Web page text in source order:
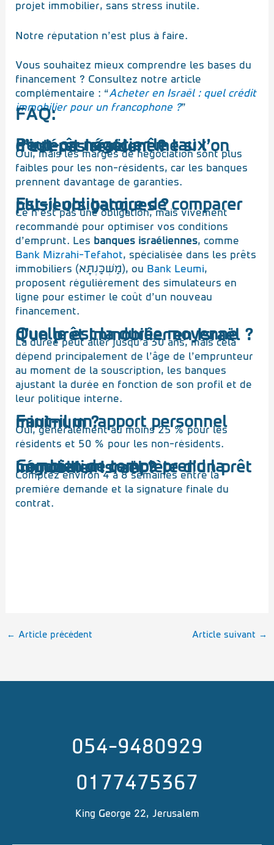
projet immobilier, sans stress inutile.
Notre réputation n’est plus à faire.
Vous souhaitez mieux comprendre les bases du
financement ? Consultez notre article
complémentaire : “Acheter en Israël : quel crédit
immobilier pour un francophone ?”
FAQ:
Peut-on négocier le taux d’intérêt Israël même si l’on n’est pas résident ?
Oui, mais les marges de négociation sont plus
faibles pour les non-résidents, car les banques
prennent davantage de garanties.
Est-il obligatoire de comparer plusieurs banques ?
Ce n’est pas une obligation, mais vivement
recommandé pour optimiser vos conditions
d’emprunt. Les banques israéliennes, comme
Bank Mizrahi-Tefahot, spécialisée dans les prêts
immobiliers (מַשְׁכַּנְתָּא), ou Bank Leumi,
proposent régulièrement des simulateurs en
ligne pour estimer le coût d’un nouveau
financement.
Quelle est la durée moyenne d’un prêt immobilier en Israël ?
La durée peut aller jusqu’à 30 ans, mais cela
dépend principalement de l’âge de l’emprunteur
au moment de la souscription, les banques
ajustant la durée en fonction de son profil et de
leur politique interne.
Faut-il un apport personnel minimum ?
Oui, généralement au moins 25 % pour les
résidents et 50 % pour les non-résidents.
Combien de temps prend la négociation complète d’un prêt immobilier Israël ?
Comptez environ 4 à 8 semaines entre la
première demande et la signature finale du
contrat.
← Article précédent Article suivant →
054-9480929
0177475367
King George 22, Jerusalem